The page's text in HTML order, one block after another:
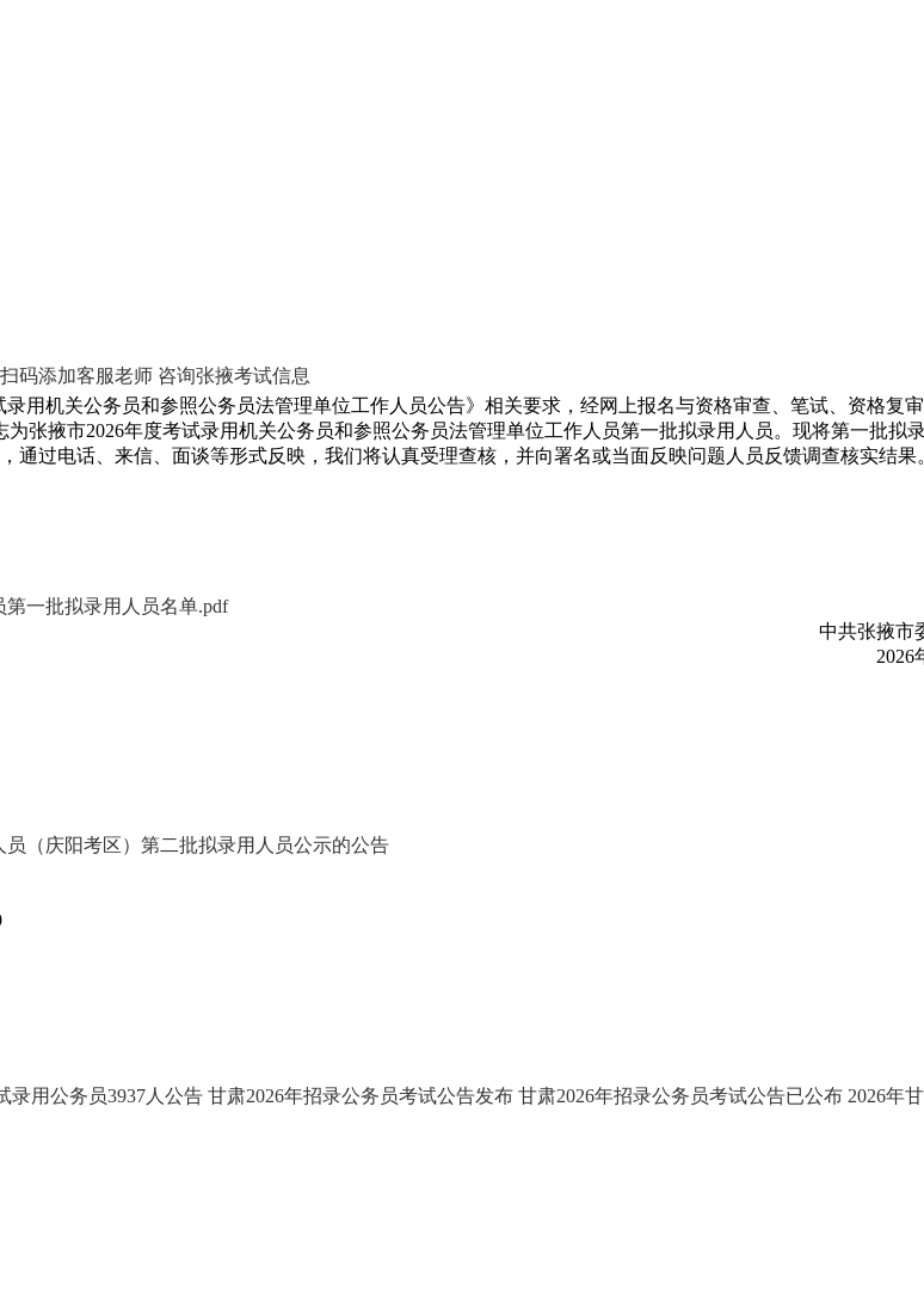
扫码添加客服老师 咨询张掖考试信息
机关公务员和参照公务员法管理单位工作人员公告》相关要求，经网上报名与资格审查、笔试、资格复
张掖市2026年度考试录用机关公务员和参照公务员法管理单位工作人员第一批拟录用人员。现将第一批拟
过电话、来信、面谈等形式反映，我们将认真受理查核，并向署名或当面反映问题人员反馈调查核实结果
一批拟录用人员名单.pdf
中共张掖市
2026
（庆阳考区）第二批拟录用人员公示的公告
录用公务员3937人公告 甘肃2026年招录公务员考试公告发布 甘肃2026年招录公务员考试公告已公布 2026年